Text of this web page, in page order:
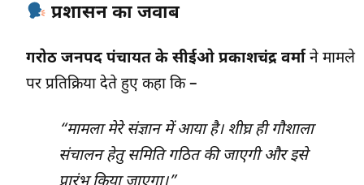
प्रशासन का जवाब
गरोठ जनपद पंचायत के सीईओ प्रकाशचंद्र वर्मा ने मामले
पर प्रतिक्रिया देते हुए कहा कि –
“मामला मेरे संज्ञान में आया है। शीघ्र ही गौशाला
संचालन हेतु समिति गठित की जाएगी और इसे